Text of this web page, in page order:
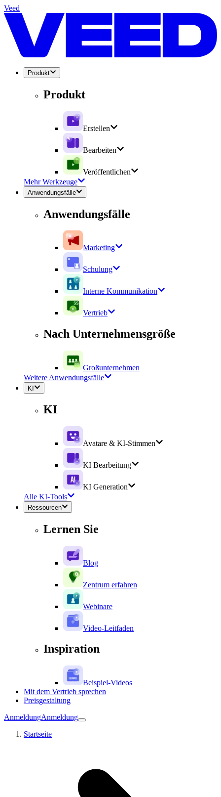
Veed
Produkt
Produkt
Erstellen
Bearbeiten
Veröffentlichen
Mehr Werkzeuge
Anwendungsfälle
Anwendungsfälle
Marketing
Schulung
Interne Kommunikation
Vertrieb
Nach Unternehmensgröße
Großunternehmen
Weitere Anwendungsfälle
KI
KI
Avatare & KI-Stimmen
KI Bearbeitung
KI Generation
Alle KI-Tools
Ressourcen
Lernen Sie
Blog
Zentrum erfahren
Webinare
Video-Leitfaden
Inspiration
Beispiel-Videos
Mit dem Vertrieb sprechen
Preisgestaltung
AnmeldungAnmeldung
Startseite